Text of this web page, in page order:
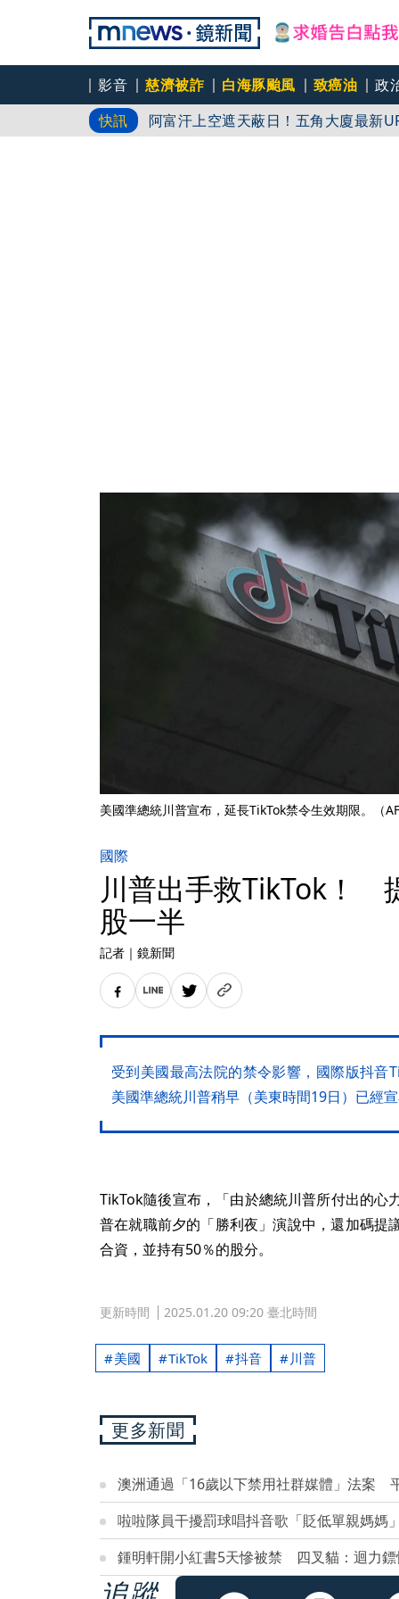
影音 慈濟被詐 白海豚颱風 致癌油
政
快訊
吳昕陽新任無店面零售商業同業公會
阿富汗上空遮天蔽日！五角大廈最新
8年首見！南韓首爾測得破40℃高溫
美國準總統川普宣布，延長TikTok禁令生效期限。（
國際
川普出手救TikTok！
股一半
記者 ｜ 鏡新聞
受到美國最高法院的禁令影響，國際版抖音
美國準總統川普稍早（美東時間19日）已經
TikTok隨後宣布，「由於總統川普所付出的心
普在就職前夕的「勝利夜」演說中，還加碼提
合資，並持有50％的股分。
更新時間 2025.01.20 09:20 臺北時間
美國 TikTok 抖音 川普
更多新聞
澳洲通過「16歲以下禁用社群媒體」法案
啦啦隊員干擾罰球唱抖音歌「貶低單親媽
鍾明軒開小紅書5天慘被禁 四叉貓：迴力